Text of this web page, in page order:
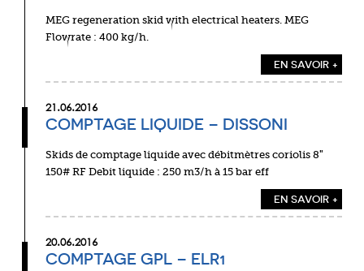
MEG regeneration skid with electrical heaters. MEG
Flowrate : 400 kg/h.
EN SAVOIR +
21.06.2016
COMPTAGE LIQUIDE – DISSONI
Skids de comptage liquide avec débitmètres coriolis 8″
150# RF Debit liquide : 250 m3/h à 15 bar eff
EN SAVOIR +
20.06.2016
COMPTAGE GPL – ELR1